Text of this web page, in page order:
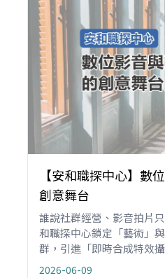
【安和職探中心】數
創意舞台
誰說社群經營、影音拍片
和職探中心鎖定「藝術」
群，引進「即時合成特效
室，讓青少年在國中階段
2026-06-09